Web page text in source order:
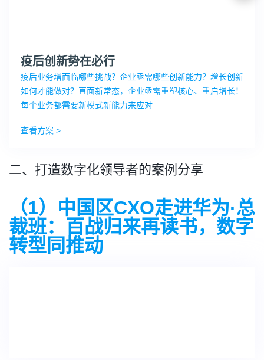
疫后创新势在必行
疫后业务增面临哪些挑战？企业亟需哪些创新能力？增长创新
如何才能做对？直面新常态，企业亟需重塑核心、重启增长！
每个业务都需要新模式新能力来应对
查看方案 >
二、打造数字化领导者的案例分享
（1）中国区CXO走进华为·总
裁班：百战归来再读书，数字
转型同推动